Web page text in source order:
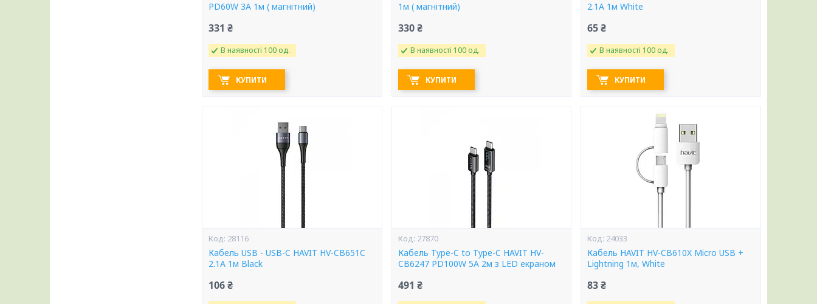
PD60W 3A 1м ( магнітний)
331 ₴
В наявності 100 од.
КУПИТИ
1м ( магнітний)
330 ₴
В наявності 100 од.
КУПИТИ
2.1A 1м White
65 ₴
В наявності 100 од.
КУПИТИ
28116
Кабель USB - USB-C HAVIT HV-CB651C
2.1A 1м Black
106 ₴
27870
Кабель Type-C to Type-C HAVIT HV-
CB6247 PD100W 5A 2м з LED екраном
491 ₴
24033
Кабель HAVIT HV-CB610X Micro USB +
Lightning 1м, White
83 ₴